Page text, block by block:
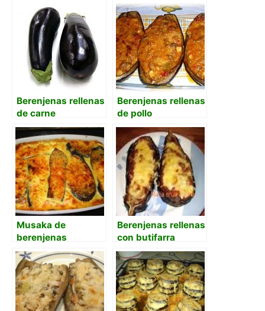
Berenjenas rellenas
de carne
Berenjenas rellenas
de pollo
Musaka de
berenjenas
Berenjenas rellenas
con butifarra